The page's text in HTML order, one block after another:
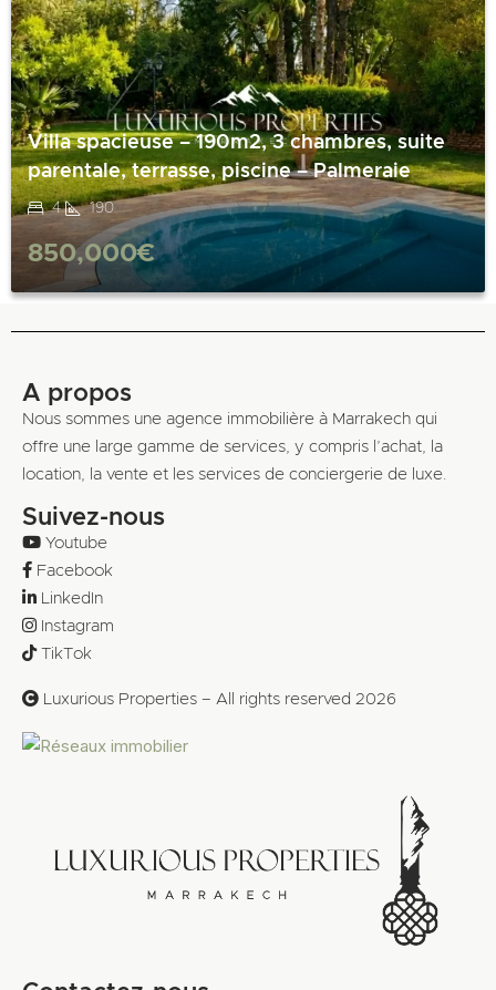
Villa spacieuse – 190m2, 3 chambres, suite
parentale, terrasse, piscine – Palmeraie
4 190
850,000€
A propos
Nous sommes une agence immobilière à Marrakech qui
offre une large gamme de services, y compris l’achat, la
location, la vente et les services de conciergerie de luxe.
Suivez-nous
Youtube
Facebook
LinkedIn
Instagram
TikTok
Luxurious Properties – All rights reserved 2026